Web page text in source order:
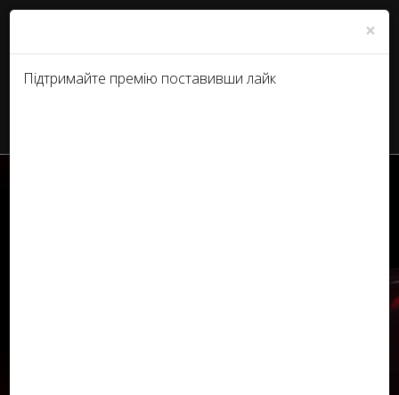
×
Підтримайте премію поставивши лайк